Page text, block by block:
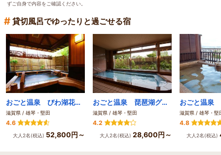
ずご自身で内容をご確認ください。
# 貸切風呂でゆったりと過ごせる宿
おごと温泉 びわ湖花街道
滋賀県 / 雄琴・堅田
4.6
大人2名(税込) 52,800円～
おごと温泉 琵琶湖グランドホテル・京近江
滋賀県 / 雄琴・堅田
4.2
大人2名(税込) 28,600円～
滋賀県 / 雄琴・堅
4.8
大人2名(税込)